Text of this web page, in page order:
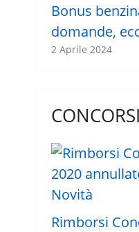
Bonus
domande,
2 Aprile 2024
Rimborsi